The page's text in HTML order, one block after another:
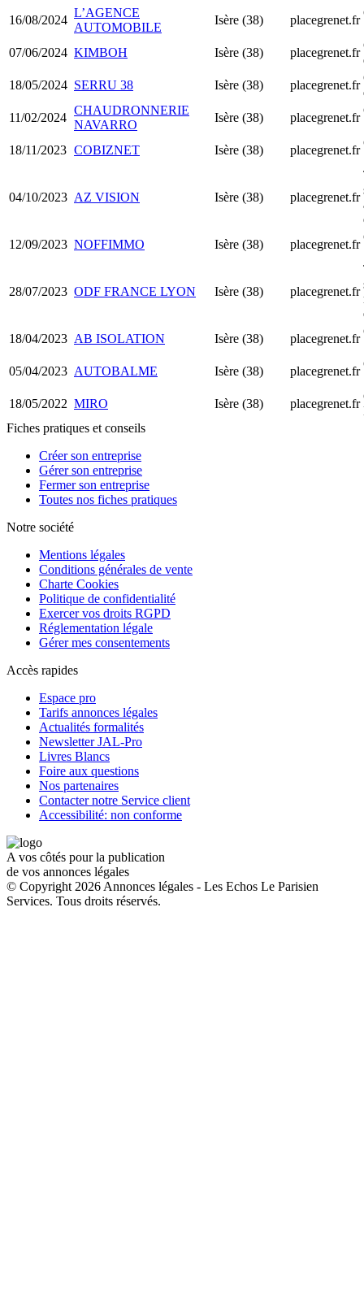
16/08/2024
L’AGENCE
AUTOMOBILE
Isère (38) placegrenet.fr
07/06/2024 KIMBOH Isère (38) placegrenet.fr
18/05/2024 SERRU 38 Isère (38) placegrenet.fr
11/02/2024
CHAUDRONNERIE
NAVARRO
Isère (38) placegrenet.fr
18/11/2023 COBIZNET Isère (38) placegrenet.fr
04/10/2023 AZ VISION Isère (38) placegrenet.fr
12/09/2023 NOFFIMMO Isère (38) placegrenet.fr
28/07/2023 ODF FRANCE LYON Isère (38) placegrenet.fr
18/04/2023 AB ISOLATION Isère (38) placegrenet.fr
05/04/2023 AUTOBALME Isère (38) placegrenet.fr
18/05/2022 MIRO Isère (38) placegrenet.fr
Fiches pratiques et conseils
Créer son entreprise
Gérer son entreprise
Fermer son entreprise
Toutes nos fiches pratiques
Notre société
Mentions légales
Conditions générales de vente
Charte Cookies
Politique de confidentialité
Exercer vos droits RGPD
Réglementation légale
Gérer mes consentements
Accès rapides
Espace pro
Tarifs annonces légales
Actualités formalités
Newsletter JAL-Pro
Livres Blancs
Foire aux questions
Nos partenaires
Contacter notre Service client
Accessibilité: non conforme
A vos côtés pour la publication
de vos annonces légales
© Copyright 2026 Annonces légales - Les Echos Le Parisien
Services. Tous droits réservés.